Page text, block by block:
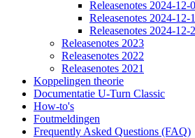
Releasenotes 2024-12-
Releasenotes 2024-12-
Releasenotes 2024-12-
Releasenotes 2023
Releasenotes 2022
Releasenotes 2021
Koppelingen theorie
Documentatie U-Turn Classic
How-to's
Foutmeldingen
Frequently Asked Questions (FAQ)